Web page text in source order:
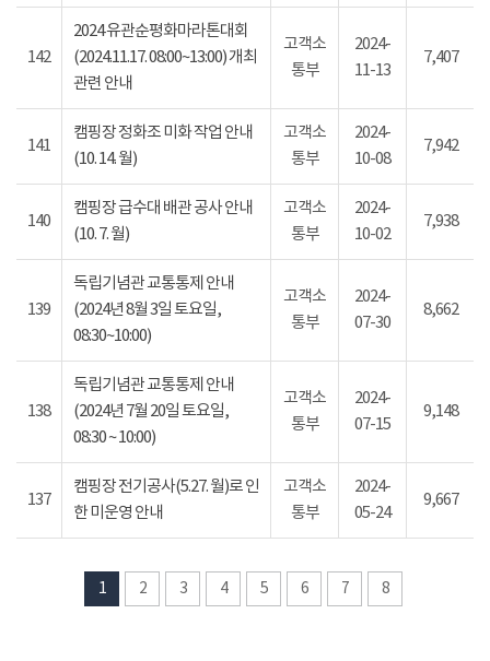
142
2024 유관순평화마라톤대회
(2024.11.17. 08:00~13:00) 개최
관련 안내
고객소
통부
2024-
11-13
7,407
141
캠핑장 정화조 미화 작업 안내
(10. 14. 월)
고객소
통부
2024-
10-08
7,942
140
캠핑장 급수대 배관 공사 안내
(10. 7. 월)
고객소
통부
2024-
10-02
7,938
139
독립기념관 교통통제 안내
(2024년 8월 3일 토요일,
08:30~10:00)
고객소
통부
2024-
07-30
8,662
138
독립기념관 교통통제 안내
(2024년 7월 20일 토요일,
08:30 ~ 10:00)
고객소
통부
2024-
07-15
9,148
137
캠핑장 전기공사(5.27. 월)로 인
한 미운영 안내
고객소
통부
2024-
05-24
9,667
1 2 3 4 5 6 7 8